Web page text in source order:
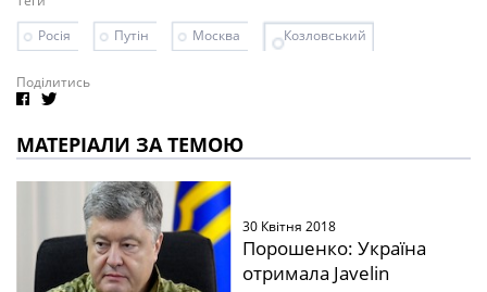
Росія
Путін Москва Козловський
Поділитись
МАТЕРІАЛИ ЗА ТЕМОЮ
30 Квітня 2018
Порошенко: Україна
отримала Javelin